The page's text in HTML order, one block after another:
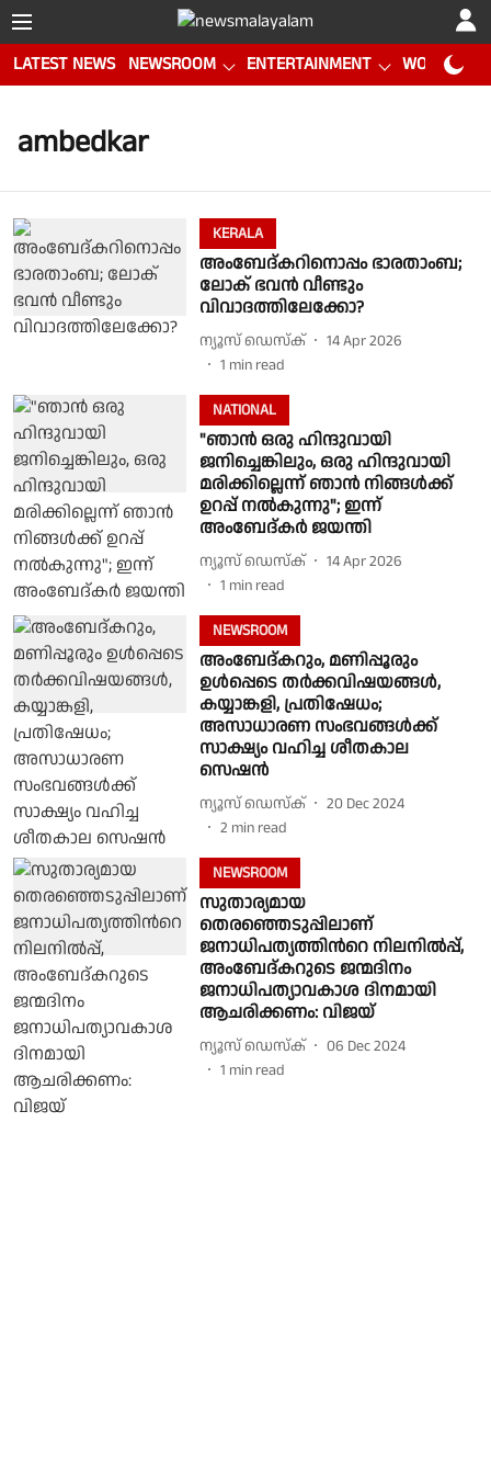
LATEST NEWS NEWSROOM ENTERTAINMENT WORLD CUP
ambedkar
KERALA
അംബേദ്‌കറിനൊപ്പം ഭാരതാംബ;
ലോക് ഭവൻ വീണ്ടും
വിവാദത്തിലേക്കോ?
ന്യൂസ് ഡെസ്ക്
14 Apr 2026
1 min read
NATIONAL
"ഞാൻ ഒരു ഹിന്ദുവായി
ജനിച്ചെങ്കിലും, ഒരു ഹിന്ദുവായി
മരിക്കില്ലെന്ന് ഞാൻ നിങ്ങൾക്ക്
ഉറപ്പ് നൽകുന്നു"; ഇന്ന്
അംബേദ്കർ ജയന്തി
ന്യൂസ് ഡെസ്ക്
14 Apr 2026
1 min read
NEWSROOM
അംബേദ്കറും, മണിപ്പൂരും
ഉൾപ്പെടെ തർക്കവിഷയങ്ങൾ,
കയ്യാങ്കളി, പ്രതിഷേധം;
അസാധാരണ സംഭവങ്ങൾക്ക്
സാക്ഷ്യം വഹിച്ച ശീതകാല
സെഷൻ
ന്യൂസ് ഡെസ്ക്
20 Dec 2024
2 min read
NEWSROOM
സുതാര്യമായ
തെരഞ്ഞെടുപ്പിലാണ്
ജനാധിപത്യത്തിന്‍റെ നിലനില്‍പ്പ്,
അംബേദ്കറുടെ ജന്മദിനം
ജനാധിപത്യാവകാശ ദിനമായി
ആചരിക്കണം: വിജയ്
ന്യൂസ് ഡെസ്ക്
06 Dec 2024
1 min read